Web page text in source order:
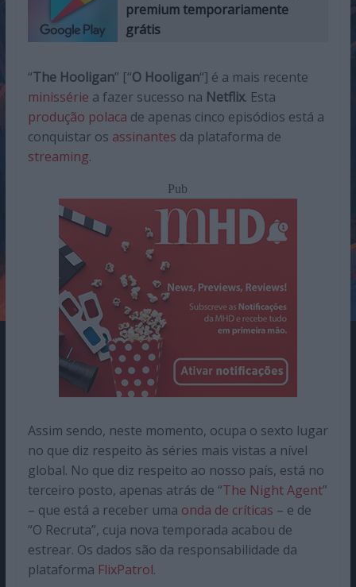
premium temporariamente
grátis
“The Hooligan” [“O Hooligan“] é a mais recente
minissérie a fazer sucesso na Netflix. Esta
produção polaca de apenas cinco episódios está a
conquistar os assinantes da plataforma de
streaming.
Pub
Assim sendo, neste momento, ocupa o sexto lugar
no que diz respeito às séries mais vistas a nível
global. No que diz respeito ao nosso país, está no
terceiro posto, apenas atrás de “The Night Agent”
– que está a receber uma onda de críticas – e de
“O Recruta”, cuja nova temporada acabou de
estrear. Os dados são da responsabilidade da
plataforma FlixPatrol.